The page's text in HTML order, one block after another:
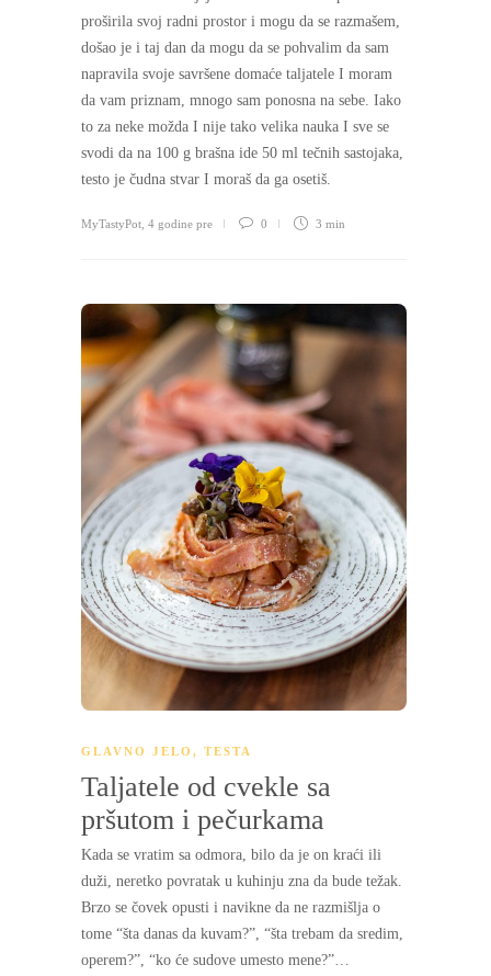
proširila svoj radni prostor i mogu da se razmašem,
došao je i taj dan da mogu da se pohvalim da sam
napravila svoje savršene domaće taljatele I moram
da vam priznam, mnogo sam ponosna na sebe. Iako
to za neke možda I nije tako velika nauka I sve se
svodi da na 100 g brašna ide 50 ml tečnih sastojaka,
testo je čudna stvar I moraš da ga osetiš.
MyTastyPot, 4 godine pre 0 3 min
GLAVNO JELO , TESTA
Taljatele od cvekle sa
pršutom i pečurkama
Kada se vratim sa odmora, bilo da je on kraći ili
duži, neretko povratak u kuhinju zna da bude težak.
Brzo se čovek opusti i navikne da ne razmišlja o
tome “šta danas da kuvam?”, “šta trebam da sredim,
operem?”, “ko će sudove umesto mene?”…